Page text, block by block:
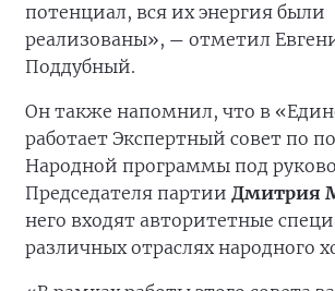
потенциал, вся их энергия были
реализованы», — отметил
Поддубный.
Он также напомнил, что в
работает Экспертный совет по
Народной программы под
Председателя партии Дмитрия
него входят авторитетные
различных отраслях народного